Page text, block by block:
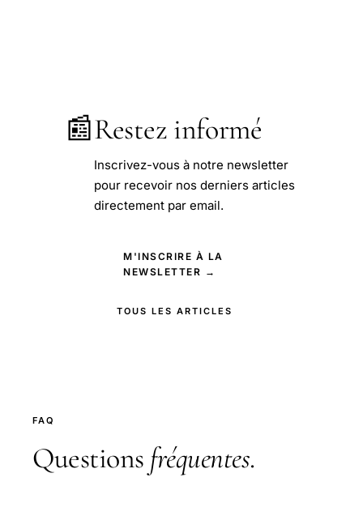
📰Restez informé
Inscrivez-vous à notre newsletter
pour recevoir nos derniers articles
directement par email.
M'INSCRIRE À LA
NEWSLETTER →
TOUS LES ARTICLES
FAQ
Questions fréquentes.